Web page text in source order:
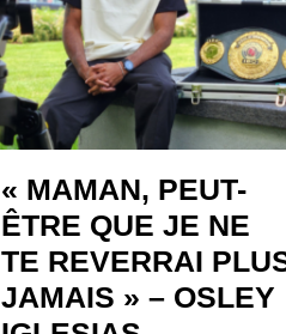
« MAMAN, PEUT-
ÊTRE QUE JE NE
TE REVERRAI
JAMAIS » – OSLEY